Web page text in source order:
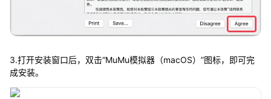
3.打开安装窗口后，双击“MuMu模拟器（macOS）”图标，即可完
成安装。